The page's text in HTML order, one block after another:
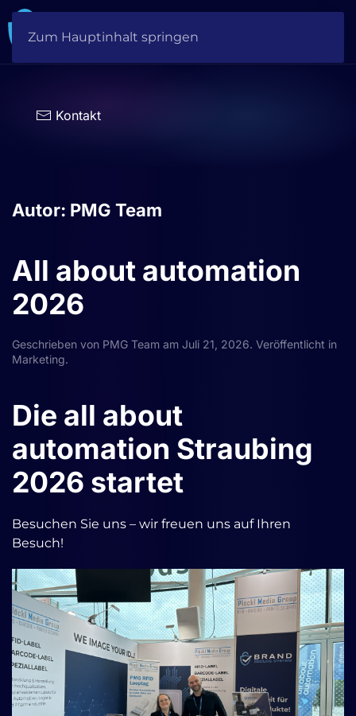
Zum Hauptinhalt springen
auswählen
Kontakt
Autor: PMG Team
All about automation
2026
Geschrieben von PMG Team am Juli 21, 2026. Veröffentlicht in
Marketing.
Die all about
automation Straubing
2026 startet
Besuchen Sie uns – wir freuen uns auf Ihren
Besuch!